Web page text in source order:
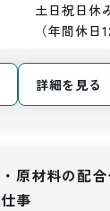
土日祝日休
（年間休日
詳細を見る
原材料の配
事